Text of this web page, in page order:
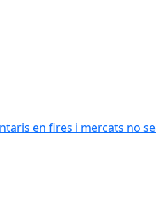
en fires i mercats no